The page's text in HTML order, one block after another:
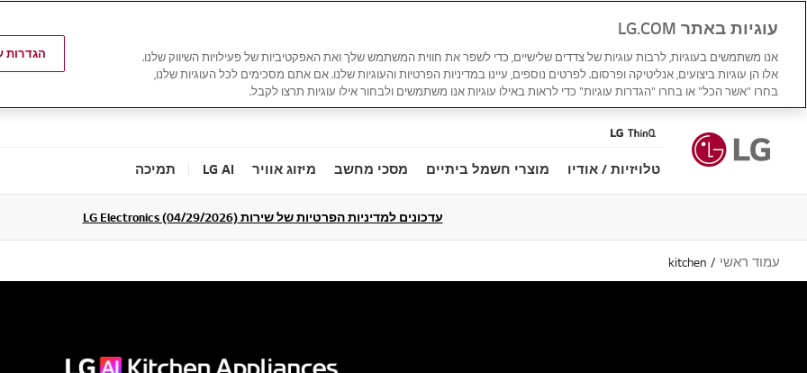
טלויזיות / אודיו מוצרי חשמל ביתיים מסכי מחשב מיזוג אוויר LG AI תמיכה
עדכונים למדיניות הפרטיות של שירות LG Electronics (04/29/2026)
עמוד ראשי kitchen
עוגיות באתר LG.COM
אנו משתמשים בעוגיות, לרבות עוגיות של צדדים שלישיים, כדי לשפר את חווית המשתמש שלך ואת האפקטיביות של פעילויות השיווק שלנו.
אלו הן עוגיות ביצועים, אנליטיקה ופרסום. לפרטים נוספים, עיינו במדיניות הפרטיות והעוגיות שלנו. אם אתם מסכימים לכל העוגיות שלנו,
בחרו "אשר הכל" או בחרו "הגדרות עוגיות" כדי לראות באילו עוגיות אנו משתמשים ולבחור אילו עוגיות תרצו לקבל.
הגדרות